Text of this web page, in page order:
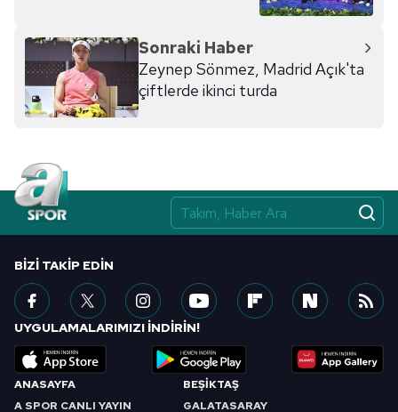
Sonraki Haber
Zeynep Sönmez, Madrid Açık'ta
çiftlerde ikinci turda
ANASAYFA
A SPOR CANLI YAYIN
BEŞİKTAŞ
GALATASARAY
BIZI TAKIP EDIN
UYGULAMALARIMIZI İNDİRİN!